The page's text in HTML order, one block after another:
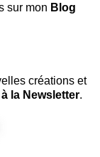
sur mon Blog
créations et
la Newsletter.